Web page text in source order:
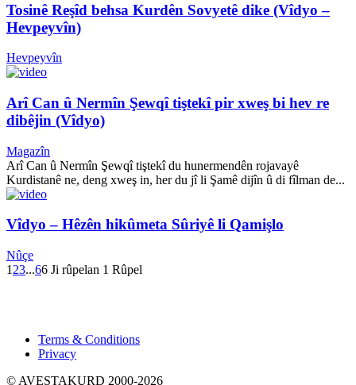
Tosinê Reşîd behsa Kurdên Sovyetê dike (Vîdyo –
Hevpeyvîn)
Hevpeyvîn
Arî Can û Nermîn Şewqî tiştekî pir xweş bi hev re
dibêjin (Vîdyo)
Magazîn
Arî Can û Nermîn Şewqî tiştekî du hunermendên rojavayê
Kurdistanê ne, deng xweş in, her du jî li Şamê dijîn û di fîlman de...
Vîdyo – Hêzên hikûmeta Sûriyê li Qamişlo
Nûçe
1 23...66 Ji rûpelan 1 Rûpel
Terms & Conditions
Privacy
© AVESTAKURD 2000-2026